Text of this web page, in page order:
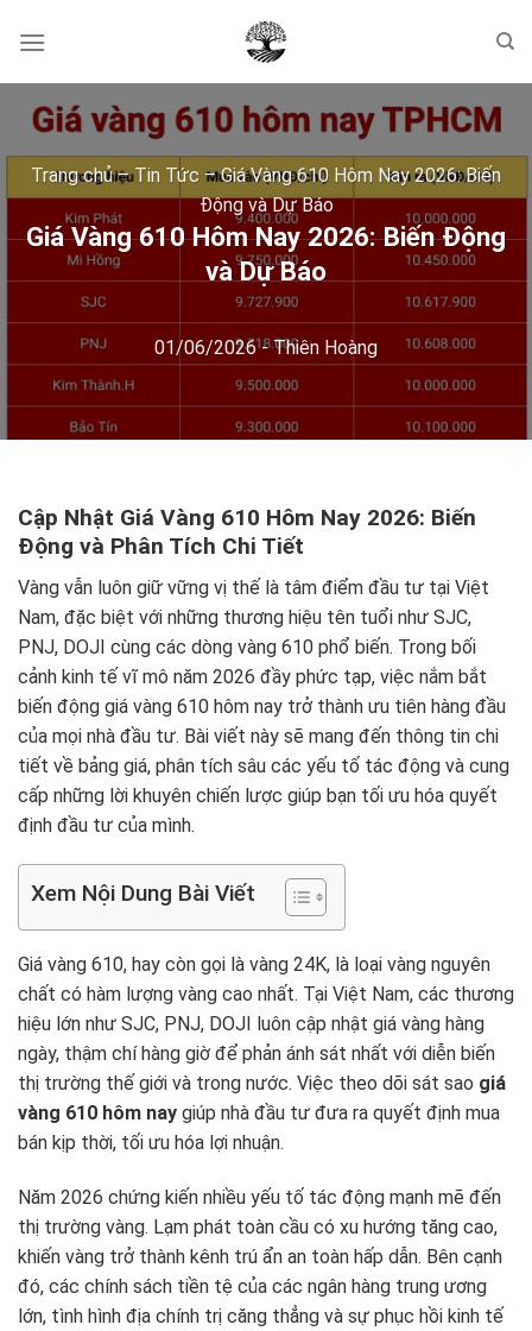
Trang chủ–Tin Tức –Giá Vàng 610 Hôm Nay 2026: Biến
Động và Dự Báo
Giá Vàng 610 Hôm Nay 2026: Biến Động
và Dự Báo
01/06/2026-Thiên Hoàng
Cập Nhật Giá Vàng 610 Hôm Nay 2026: Biến
Động và Phân Tích Chi Tiết
Vàng vẫn luôn giữ vững vị thế là tâm điểm đầu tư tại Việt
Nam, đặc biệt với những thương hiệu tên tuổi như SJC,
PNJ, DOJI cùng các dòng vàng 610 phổ biến. Trong bối
cảnh kinh tế vĩ mô năm 2026 đầy phức tạp, việc nắm bắt
biến động giá vàng 610 hôm nay trở thành ưu tiên hàng đầu
của mọi nhà đầu tư. Bài viết này sẽ mang đến thông tin chi
tiết về bảng giá, phân tích sâu các yếu tố tác động và cung
cấp những lời khuyên chiến lược giúp bạn tối ưu hóa quyết
định đầu tư của mình.
Xem Nội Dung Bài Viết
Giá vàng 610, hay còn gọi là vàng 24K, là loại vàng nguyên
chất có hàm lượng vàng cao nhất. Tại Việt Nam, các thương
hiệu lớn như SJC, PNJ, DOJI luôn cập nhật giá vàng hàng
ngày, thậm chí hàng giờ để phản ánh sát nhất với diễn biến
thị trường thế giới và trong nước. Việc theo dõi sát sao giá
vàng 610 hôm nay giúp nhà đầu tư đưa ra quyết định mua
bán kịp thời, tối ưu hóa lợi nhuận.
Năm 2026 chứng kiến nhiều yếu tố tác động mạnh mẽ đến
thị trường vàng. Lạm phát toàn cầu có xu hướng tăng cao,
khiến vàng trở thành kênh trú ẩn an toàn hấp dẫn. Bên cạnh
đó, các chính sách tiền tệ của các ngân hàng trung ương
lớn, tình hình địa chính trị căng thẳng và sự phục hồi kinh tế